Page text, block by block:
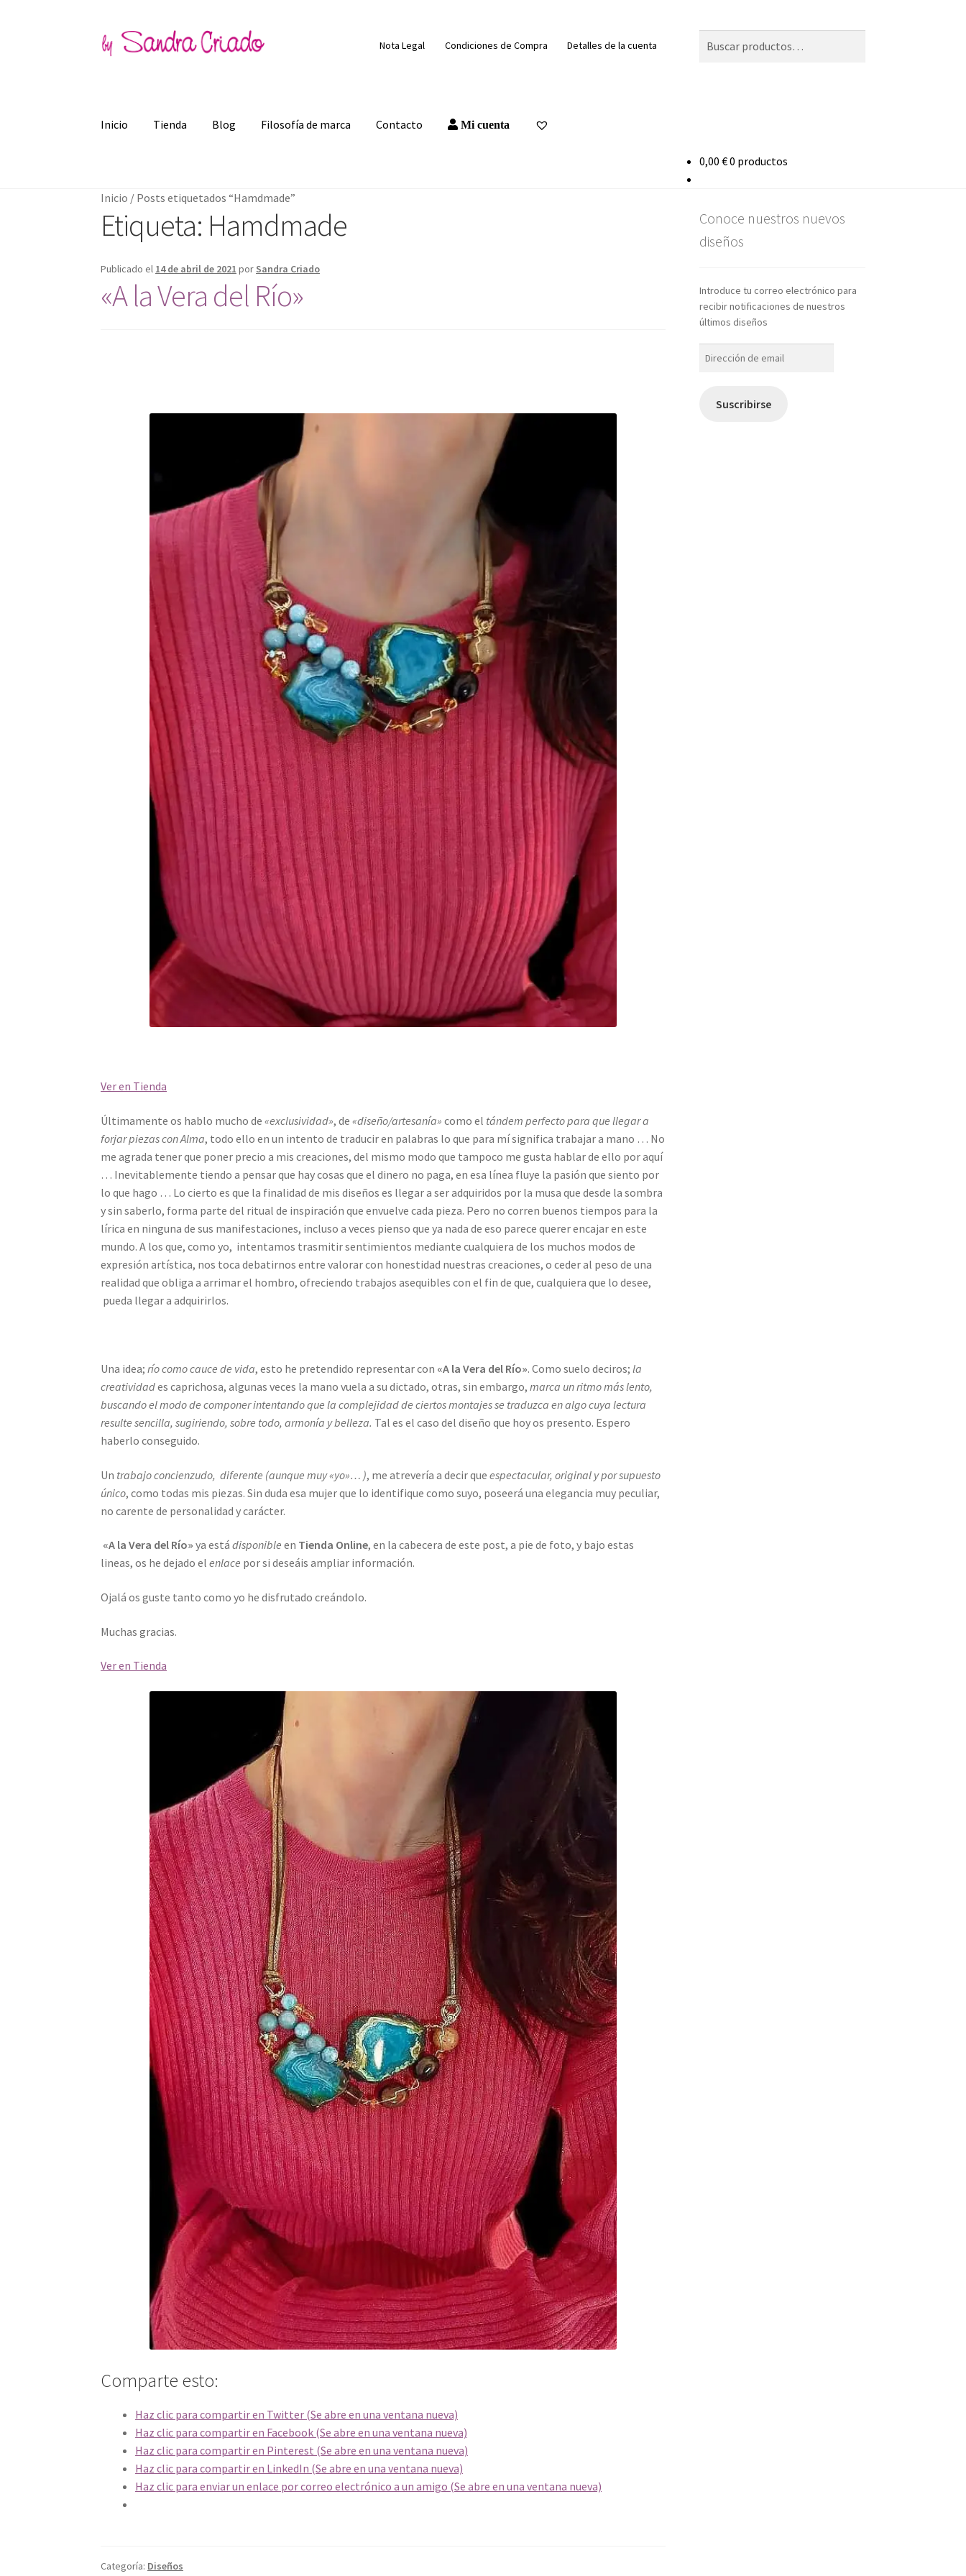
Ir
a
Ir
al
Nota Legal Condiciones de Compra Detalles de la cuenta
Inicio Tienda Blog Filosofía de marca Contacto Mi cuenta
0,00 €0 productos
Inicio / Posts etiquetados “Hamdmade”
Etiqueta: Hamdmade
Publicado el 14 de abril de 2021 por Sandra Criado
«A la Vera del Río»
Ver en Tienda
Últimamente os hablo mucho de«exclusividad», de«diseño/artesanía» como el tándem perfecto para que llegar a
forjar piezas con Alma, todo ello en un intento de traducir en palabras lo que para mí significa trabajar a mano … No
me agrada tener que poner precio a mis creaciones, del mismo modo que tampoco me gusta hablar de ello por aquí
… Inevitablemente tiendo a pensar que hay cosas que el dinero no paga, en esa línea fluye la pasión que siento por
lo que hago … Lo cierto es que la finalidad de mis diseños es llegar a ser adquiridos por la musa que desde la sombra
y sin saberlo, forma parte del ritual de inspiración que envuelve cada pieza. Pero no corren buenos tiempos para la
lírica en ninguna de sus manifestaciones, incluso a veces pienso que ya nada de eso parece querer encajar en este
mundo. A los que, como yo, intentamos trasmitir sentimientos mediante cualquiera de los muchos modos de
expresión artística, nos toca debatirnos entre valorar con honestidad nuestras creaciones, o ceder al peso de una
realidad que obliga a arrimar el hombro, ofreciendo trabajos asequibles con el fin de que, cualquiera que lo desee,
pueda llegar a adquirirlos.
Una idea; río como cauce de vida, esto he pretendido representar con «A la Vera del Río». Como suelo deciros;la
creatividades caprichosa, algunas veces la mano vuela a su dictado, otras, sin embargo, marca un ritmo más lento,
buscando el modo de componer intentando que la complejidad de ciertos montajes se traduzca en algo cuya lectura
resulte sencilla, sugiriendo, sobre todo, armonía y belleza. Tal es el caso del diseño que hoy os presento. Espero
haberlo conseguido.
Un trabajo concienzudo, diferente (aunque muy «yo»… ), me atrevería a decir queespectacular, original y por supuesto
único, como todas mis piezas. Sin duda esa mujer que lo identifique como suyo, poseerá una elegancia muy peculiar,
no carente de personalidad y carácter.
«A la Vera del Río»ya estádisponibleen Tienda Online, en la cabecera de este post, a pie de foto, y bajo estas
lineas, os he dejado elenlace por si deseáis ampliar información.
Ojalá os guste tanto como yo he disfrutado creándolo.
Muchas gracias.
Ver en Tienda
Comparte esto:
Haz clic para compartir en Twitter (Se abre en una ventana nueva)
Haz clic para compartir en Facebook (Se abre en una ventana nueva)
Haz clic para compartir en Pinterest (Se abre en una ventana nueva)
Haz clic para compartir en LinkedIn (Se abre en una ventana nueva)
Haz clic para enviar un enlace por correo electrónico a un amigo (Se abre en una ventana nueva)
Categoría: Diseños
Conoce nuestros nuevos
diseños
Introduce tu correo electrónico para
recibir notificaciones de nuestros
últimos diseños
Dirección
Suscribirse